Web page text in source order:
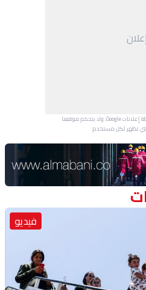
يتم عرض هذا الإعلان بواسطة إعلانات Google، ولا يتحكم موقعنا
تظهر لكل مستخدم.
فيديو